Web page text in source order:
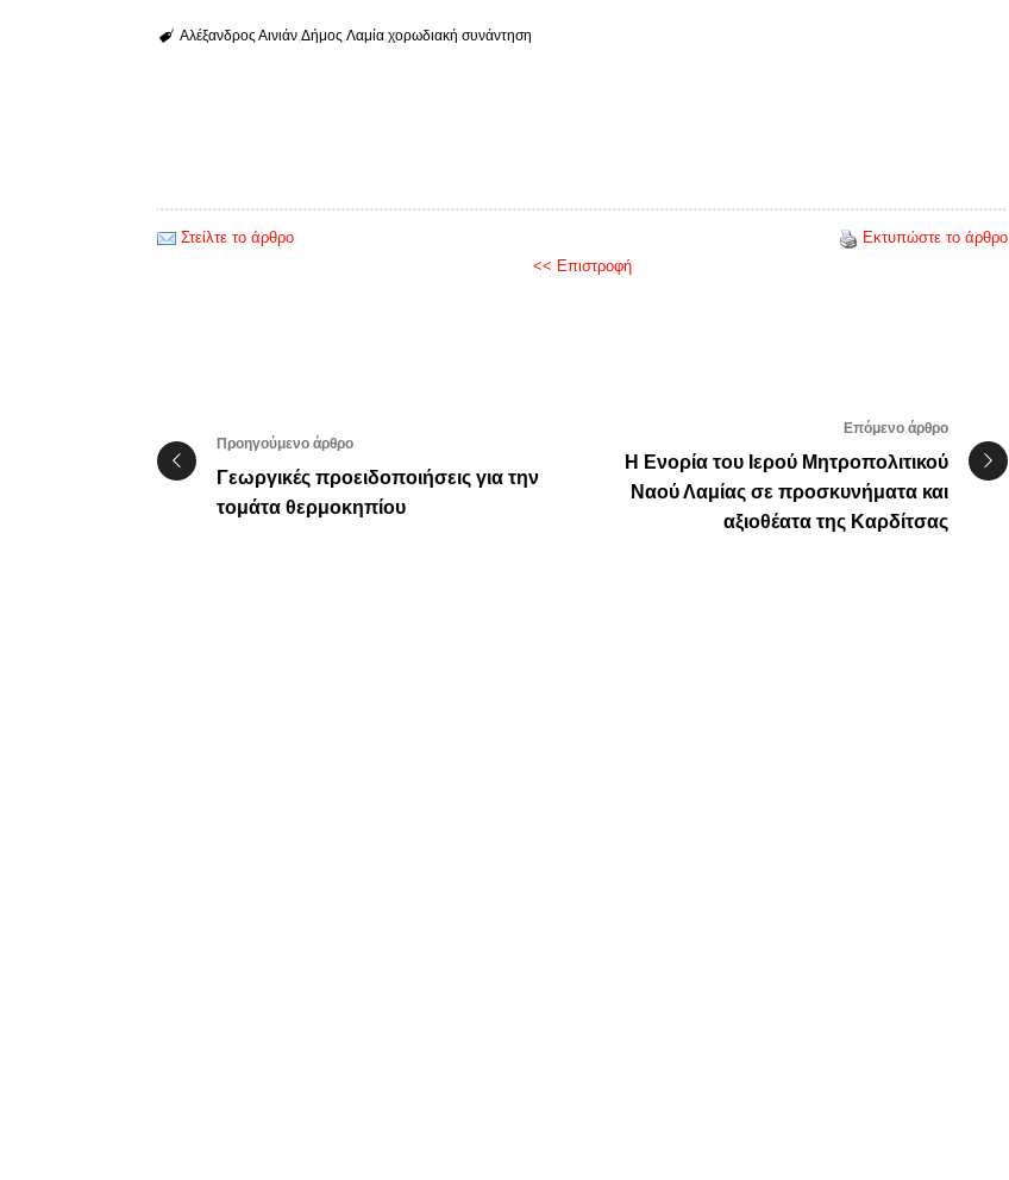
Αλέξανδρος Αινιάν Δήμος Λαμία χορωδιακή συνάντηση
Στείλτε το άρθρο
Εκτυπώστε το άρθρο
<< Επιστροφή
Προηγούμενο άρθρο
Γεωργικές προειδοποιήσεις για την
τομάτα θερμοκηπίου
Επόμενο άρθρο
Η Ενορία του Ιερού Μητροπολιτικού
Ναού Λαμίας σε προσκυνήματα και
αξιοθέατα της Καρδίτσας